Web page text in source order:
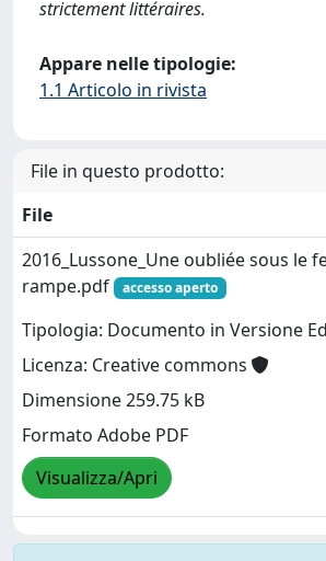
strictement littéraires.
Appare nelle tipologie:
1.1 Articolo in rivista
File in questo prodotto:
File
2016_Lussone_Une oubliée sous le
rampe.pdf
accesso aperto
Tipologia: Documento in Versione
Licenza: Creative commons
Dimensione 259.75 kB
Formato Adobe PDF
Visualizza/Apri